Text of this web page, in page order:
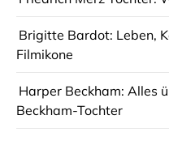
Brigitte Bardot: Leben,
Filmikone
Harper Beckham: Alles
Beckham-Tochter